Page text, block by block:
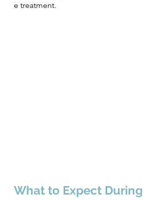
e treatment.
What to Expect During